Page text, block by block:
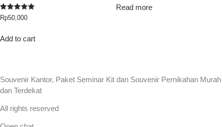
Rated
5.00
Rp50,000
Add to cart
Read more
Souvenir Kantor, Paket Seminar Kit dan Souvenir Pernikahan Murah
dan Terdekat
All rights reserved